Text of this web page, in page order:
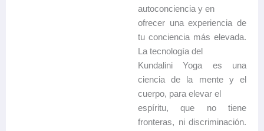
autoconciencia y en
ofrecer una experiencia de
tu conciencia más elevada.
La tecnología del
Kundalini Yoga es una
ciencia de la mente y el
cuerpo, para elevar el
espíritu, que no tiene
fronteras, ni discriminación.